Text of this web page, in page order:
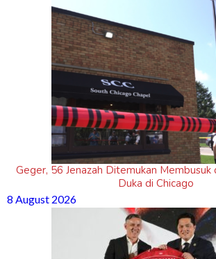
Geger, 56 Jenazah Ditemukan Membusuk
Duka di Chicago
8 August 2026